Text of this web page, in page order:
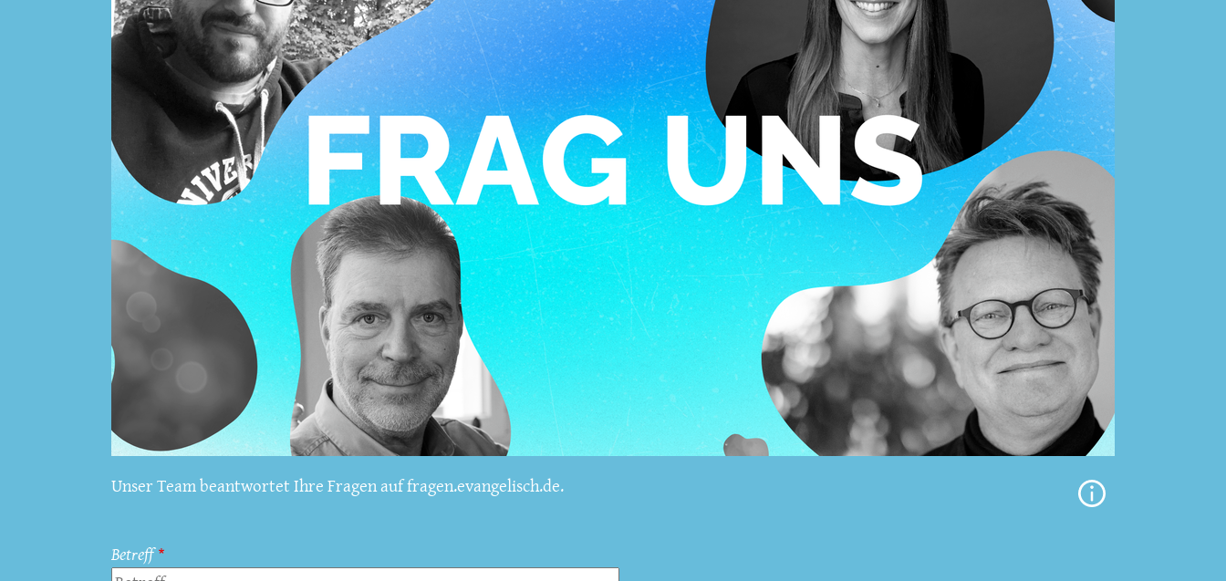
Unser Team beantwortet Ihre Fragen auf fragen.evangelisch.de.
Betreff